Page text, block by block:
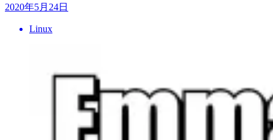
2020年5月24日
Linux